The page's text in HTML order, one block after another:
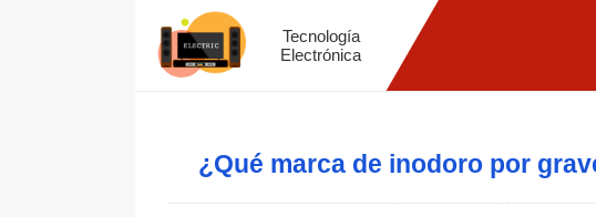
Tecnología
Electrónica
¿Qué marca de inodoro por